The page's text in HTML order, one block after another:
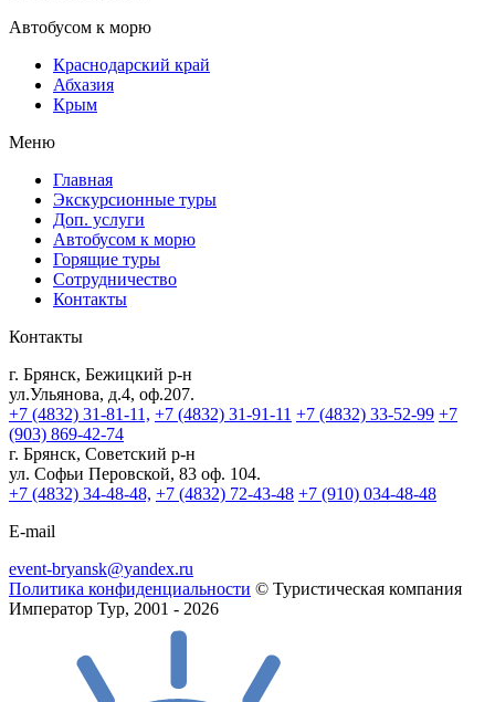
Автобусом к морю
Краснодарский край
Абхазия
Крым
Меню
Главная
Экскурсионные туры
Доп. услуги
Автобусом к морю
Горящие туры
Сотрудничество
Контакты
Контакты
г. Брянск, Бежицкий р-н
ул.Ульянова, д.4, оф.207.
+7 (4832) 31-81-11, +7 (4832) 31-91-11 +7 (4832) 33-52-99 +7
(903) 869-42-74
г. Брянск, Советский р-н
ул. Софьи Перовской, 83 оф. 104.
+7 (4832) 34-48-48, +7 (4832) 72-43-48 +7 (910) 034-48-48
E-mail
event-bryansk@yandex.ru
Политика конфиденциальности © Туристическая компания
Император Тур, 2001 - 2026